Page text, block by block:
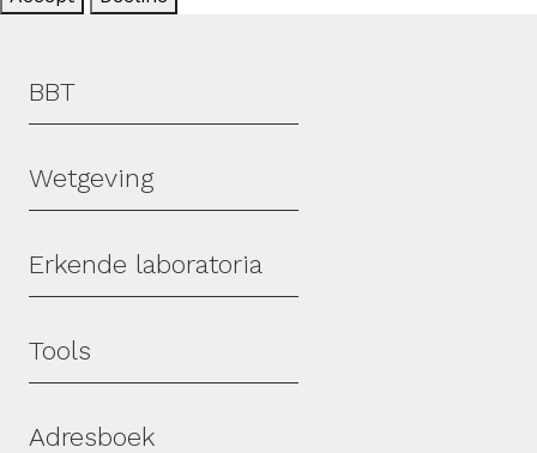
Hoofdmenu
BBT
Wetgeving
Erkende laboratoria
Tools
Adresboek